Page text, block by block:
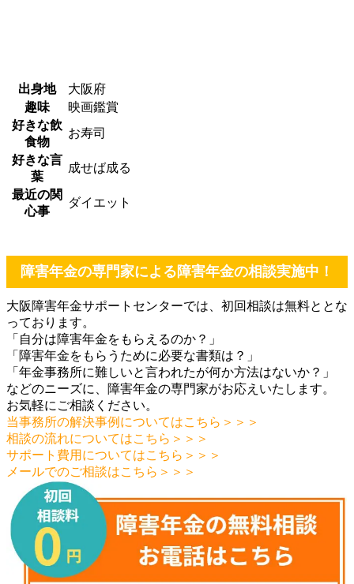
出身地
大阪府
趣味
映画鑑賞
好きな飲
食物
お寿司
好きな言
葉
成せば成る
最近の関
心事
ダイエット
障害年金の専門家による障害年金の相談実施中！
大阪障害年金サポートセンターでは、初回相談は無料ととな
っております。
「自分は障害年金をもらえるのか？」
「障害年金をもらうために必要な書類は？」
「年金事務所に難しいと言われたが何か方法はないか？」
などのニーズに、障害年金の専門家がお応えいたします。
お気軽にご相談ください。
当事務所の解決事例についてはこちら＞＞＞
相談の流れについてはこちら＞＞＞
サポート費用についてはこちら＞＞＞
メールでのご相談はこちら＞＞＞